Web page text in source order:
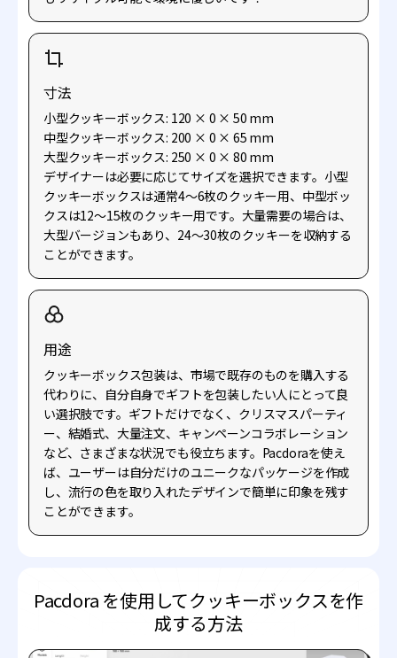
寸法
小型クッキーボックス: 120 × 0 × 50 mm
中型クッキーボックス: 200 × 0 × 65 mm
大型クッキーボックス: 250 × 0 × 80 mm
デザイナーは必要に応じてサイズを選択できます。小型
クッキーボックスは通常4～6枚のクッキー用、中型ボッ
クスは12～15枚のクッキー用です。大量需要の場合は、
大型バージョンもあり、24～30枚のクッキーを収納する
ことができます。
用途
クッキーボックス包装は、市場で既存のものを購入する
代わりに、自分自身でギフトを包装したい人にとって良
い選択肢です。ギフトだけでなく、クリスマスパーティ
ー、結婚式、大量注文、キャンペーンコラボレーション
など、さまざまな状況でも役立ちます。Pacdoraを使え
ば、ユーザーは自分だけのユニークなパッケージを作成
し、流行の色を取り入れたデザインで簡単に印象を残す
ことができます。
Pacdora を使用してクッキーボックスを作
成する方法